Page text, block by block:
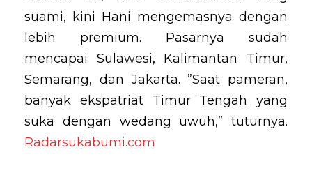
suami, kini Hani mengemasnya dengan
lebih premium. Pasarnya sudah
mencapai Sulawesi, Kalimantan Timur,
Semarang, dan Jakarta. ”Saat pameran,
banyak ekspatriat Timur Tengah yang
suka dengan wedang uwuh,” tuturnya.
Radarsukabumi.com